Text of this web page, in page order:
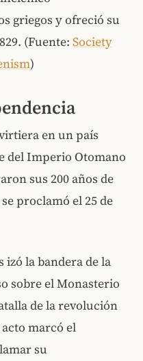
griegos y ofreció su
(Fuente: Society
)
en un país
del Imperio Otomano
sus 200 años de
proclamó el 25 de
izó la bandera de la
sobre el Monasterio
de la revolución
acto marcó el
su